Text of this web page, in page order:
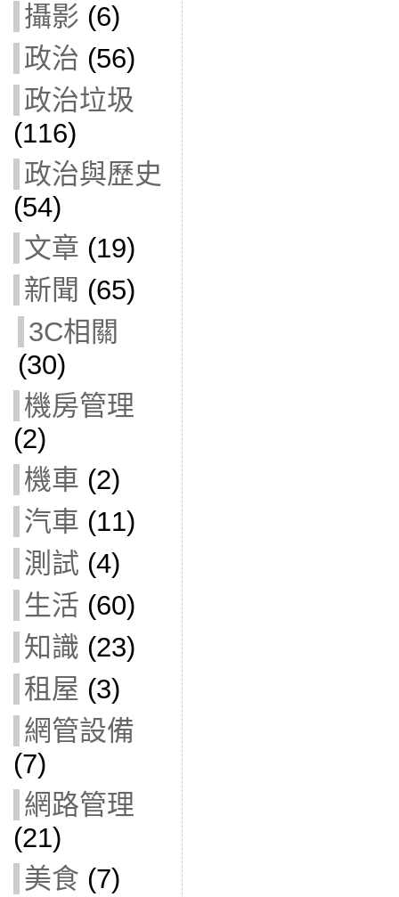
攝影 (6)
政治 (56)
政治垃圾
(116)
政治與歷史
(54)
文章 (19)
新聞 (65)
3C相關
(30)
機房管理
(2)
機車 (2)
汽車 (11)
測試 (4)
生活 (60)
知識 (23)
租屋 (3)
網管設備
(7)
網路管理
(21)
美食 (7)